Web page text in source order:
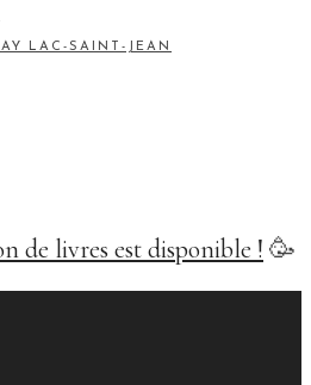
LAC-SAINT-JEAN
de livres est disponible ! 🥳